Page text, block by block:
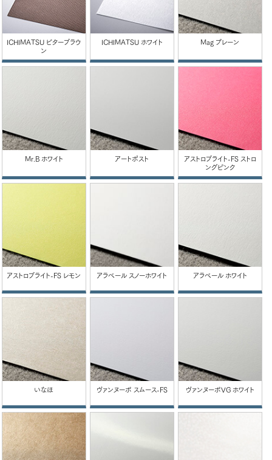
ICHIMATSU ビターブラウ
ン
ICHIMATSU ホワイト Mag プレーン
Mr.B ホワイト アートポスト
アストロブライト-FS ストロ
ングピンク
アストロブライト-FS レモン アラベール スノーホワイト アラベール ホワイト
いなほ ヴァンヌーボ スムース-FS ヴァンヌーボVG ホワイト